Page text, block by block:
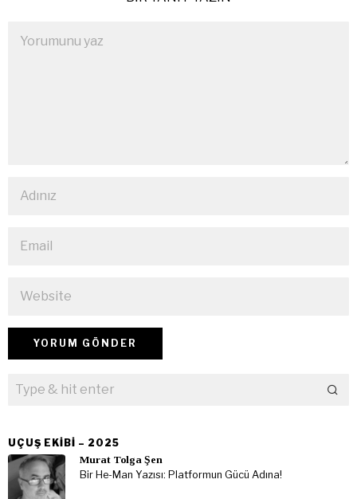
UÇUŞ EKIBI – 2025
Murat Tolga Şen
Bir He-Man Yazısı: Platformun Gücü Adına!